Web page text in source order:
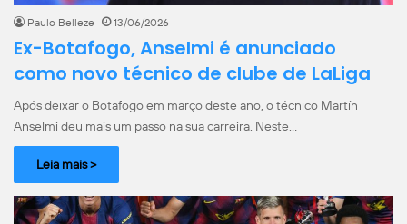
Paulo Belleze 13/06/2026
Ex-Botafogo, Anselmi é anunciado
como novo técnico de clube de LaLiga
Após deixar o Botafogo em março deste ano, o técnico Martín
Anselmi deu mais um passo na sua carreira. Neste…
Leia mais >